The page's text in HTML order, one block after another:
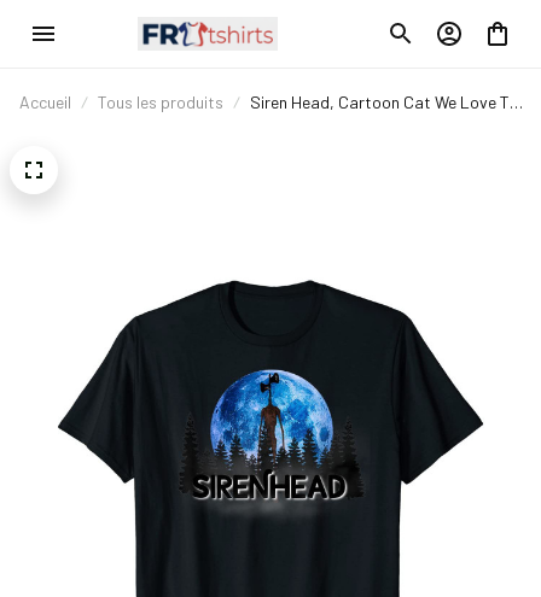
Accueil Tous les produits
Siren Head, Cartoon Cat We Love To